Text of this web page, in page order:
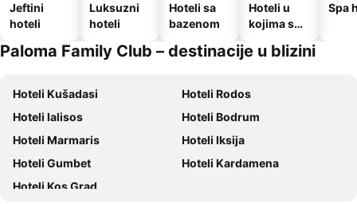
Jeftini
hoteli
Luksuzni
hoteli
Hoteli sa
bazenom
Hoteli u
kojima su
kućni
Spa
Paloma Family Club – destinacije u blizini
Hoteli Kušadasi
Hoteli Rodos
Hoteli Ialisos
Hoteli Bodrum
Hoteli Marmaris
Hoteli Iksija
Hoteli Gumbet
Hoteli Kardamena
Hoteli Kos Grad